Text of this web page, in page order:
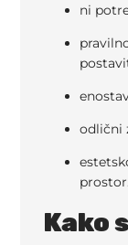
ni
odlični
Kako